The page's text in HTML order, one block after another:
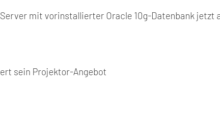
mit vorinstallierter Oracle 10g-Datenbank jetzt
sein Projektor-Angebot